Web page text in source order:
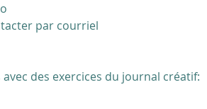
par courriel
des exercices du journal créatif: